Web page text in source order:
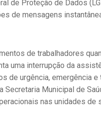
de Proteção de Dados
de mensagens
de trabalhadores
uma interrupção da
de urgência, emergência
Municipal de
nas unidades de